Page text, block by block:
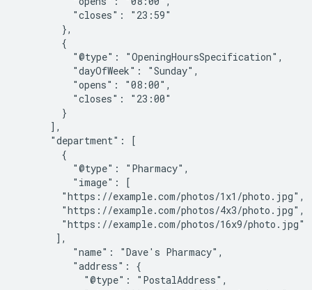
          "closes": "23:59"
        },
        {
          "@type": "OpeningHoursSpecification",
          "dayOfWeek": "Sunday",
          "opens": "08:00",
          "closes": "23:00"
        }
      ],
      "department": [
        {
          "@type": "Pharmacy",
          "image": [
        "https://example.com/photos/1x1/photo.jpg",
        "https://example.com/photos/4x3/photo.jpg",
        "https://example.com/photos/16x9/photo.jpg"
       ],
          "name": "Dave's Pharmacy",
          "address": {
            "@type": "PostalAddress",